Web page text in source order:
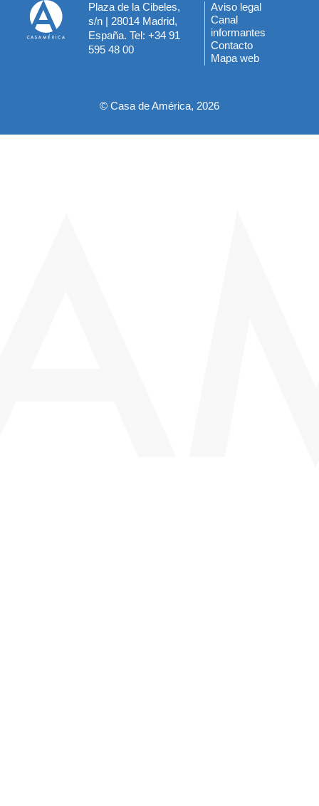
Plaza de la Cibeles,
s/n | 28014 Madrid,
España. Tel: +34 91
595 48 00
Menú
del
pie
Aviso legal
Canal
informantes
Contacto
Mapa web
© Casa de América, 2026